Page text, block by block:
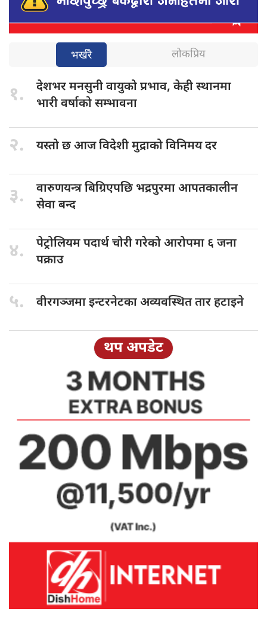
भर्खरै लोकप्रिय
१. देशभर मनसुनीवायुको प्रभाव, केही स्थानमा
भारी वर्षाको सम्भावना
२. यस्तो छआज विदेशी मुद्राको विनिमय दर
३. वारुणयन्त्र बिग्रिएपछि भद्रपुरमा आपतकालीन
सेवा बन्द
४. पेट्रोलियम पदार्थचोरी गरेको आरोपमा ६ जना
पक्राउ
५. वीरगञ्जमा इन्टरनेटकाअव्यवस्थित तार हटाइने
थप अपडेट